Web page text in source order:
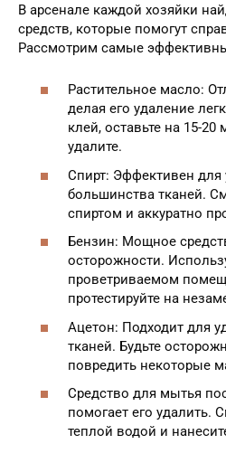
В арсенале каждой хозяйки
средств, которые помогут
Рассмотрим самые
Растительное масло:
делая его удаление
клей, оставьте на 15-20
удалите.
Спирт: Эффективен для
большинства тканей.
спиртом и аккуратно
Бензин: Мощное
осторожности.
проветриваемом
протестируйте на
Ацетон: Подходит для
тканей. Будьте
повредить некоторые
Средство для мытья
помогает его удалить.
теплой водой и